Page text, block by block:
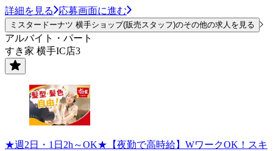
詳細を見る 応募画面に進む
ミスタードーナツ 横手ショップ(販売スタッフ)のその他の求人を見る
アルバイト・パート
すき家 横手IC店3
★週2日・1日2h～OK★【夜勤で高時給】WワークOK！スキ